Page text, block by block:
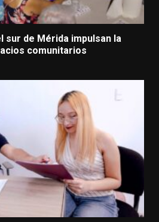
sur de Mérida impulsan la
comunitarios